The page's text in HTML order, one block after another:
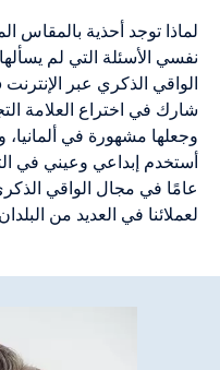
لماذا توجد أحذية
نفسي الأسئلة التي لم
عامًا في مجال الواقي
لعملائنا في العديد من